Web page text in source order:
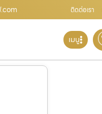
ติดต่อเรา
เมนู